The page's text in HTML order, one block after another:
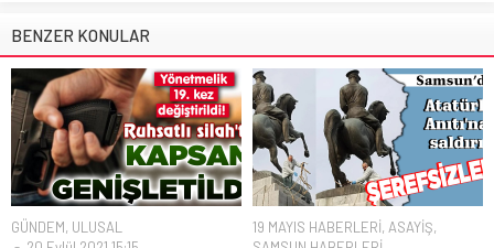
BENZER KONULAR
GÜNDEM, ULUSAL
19 MAYIS HABERLERİ, ASAYİŞ,